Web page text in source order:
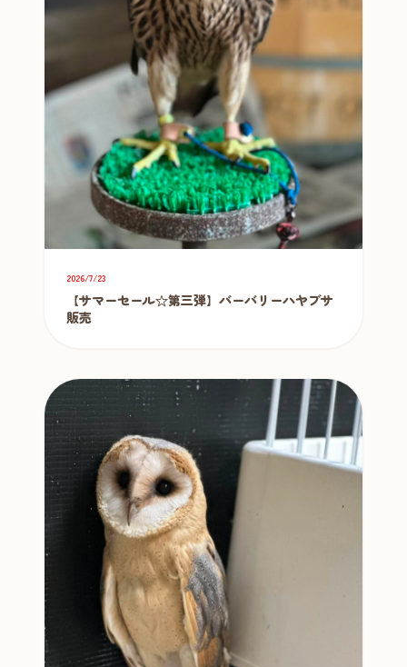
2026/7/23
【サマーセール☆第三弾】バーバリーハヤブサ
販売